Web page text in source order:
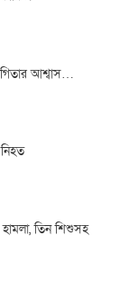
আশ্বাস…
তিন শিশুসহ